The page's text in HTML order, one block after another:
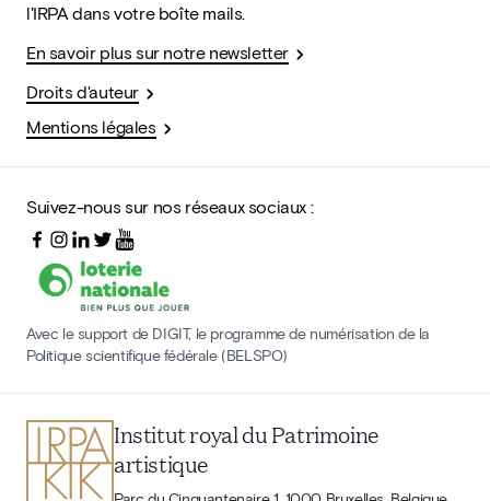
l'IRPA dans votre boîte mails.
En savoir plus sur notre newsletter
Droits d'auteur
Mentions légales
Suivez-nous sur nos réseaux sociaux :
Avec le support de DIGIT, le programme de numérisation de la
Politique scientifique fédérale (BELSPO)
Institut royal du Patrimoine
artistique